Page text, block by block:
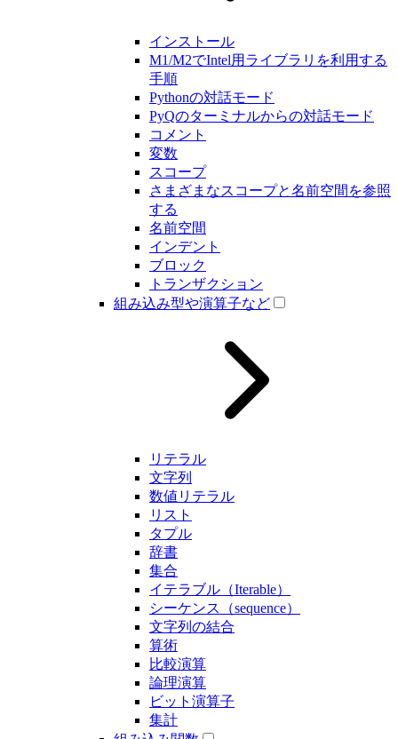
インストール
M1/M2でIntel用ライブラリを利用する
手順
Pythonの対話モード
PyQのターミナルからの対話モード
コメント
変数
スコープ
さまざまなスコープと名前空間を参照
する
名前空間
インデント
ブロック
トランザクション
組み込み型や演算子など
リテラル
文字列
数値リテラル
リスト
タプル
辞書
集合
イテラブル（Iterable）
シーケンス（sequence）
文字列の結合
算術
比較演算
論理演算
ビット演算子
集計